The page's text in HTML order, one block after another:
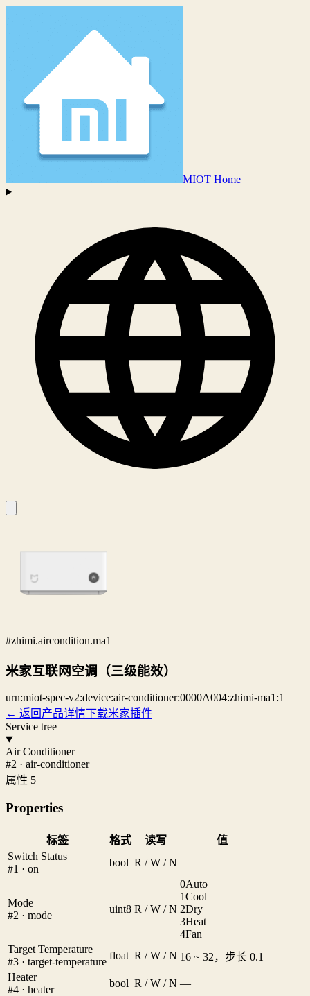
MIOT Home
#zhimi.aircondition.ma1
米家互联网空调（三级能效）
urn:miot-spec-v2:device:air-conditioner:0000A004:zhimi-ma1:1
← 返回产品详情下载米家插件
Service tree
Air Conditioner
#2 · air-conditioner
属性 5
Properties
标签 格式 读写
值
Switch Status
#1 · on
bool R / W / N —
Mode
#2 · mode
uint8 R / W / N
0Auto
1Cool
2Dry
3Heat
4Fan
Target Temperature
#3 · target-temperature
float R / W / N 16 ~ 32，步长 0.1
Heater
#4 · heater
bool R / W / N —